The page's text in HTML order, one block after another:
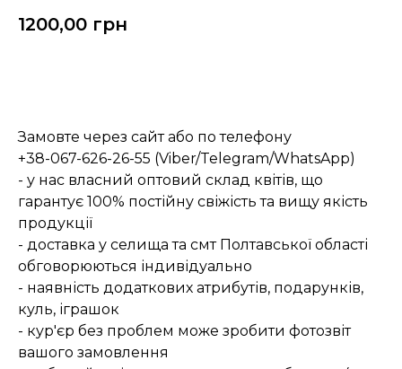
1200,00 грн
Замовте через сайт або по телефону
+38-067-626-26-55 (Viber/Telegram/WhatsApp)
- у нас власний оптовий склад квітів, що
гарантує 100% постійну свіжість та вищу якість
продукції
- доставка у селища та смт Полтавської області
обговорюються індивідуально
- наявність додаткових атрибутів, подарунків,
куль, іграшок
- кур'єр без проблем може зробити фотозвіт
вашого замовлення